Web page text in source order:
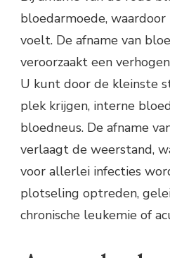
bloedarmoede,
voelt. De afname van
veroorzaakt een
U kunt door de kleinste
plek krijgen, interne
bloedneus. De afname
verlaagt de weerstand,
voor allerlei infecties
plotseling optreden,
chronische leukemie of